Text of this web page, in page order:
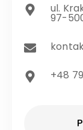
ul.
97-
+48
P